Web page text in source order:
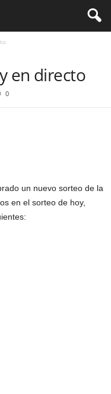
en directo
0
un nuevo sorteo de la
en el sorteo de hoy,